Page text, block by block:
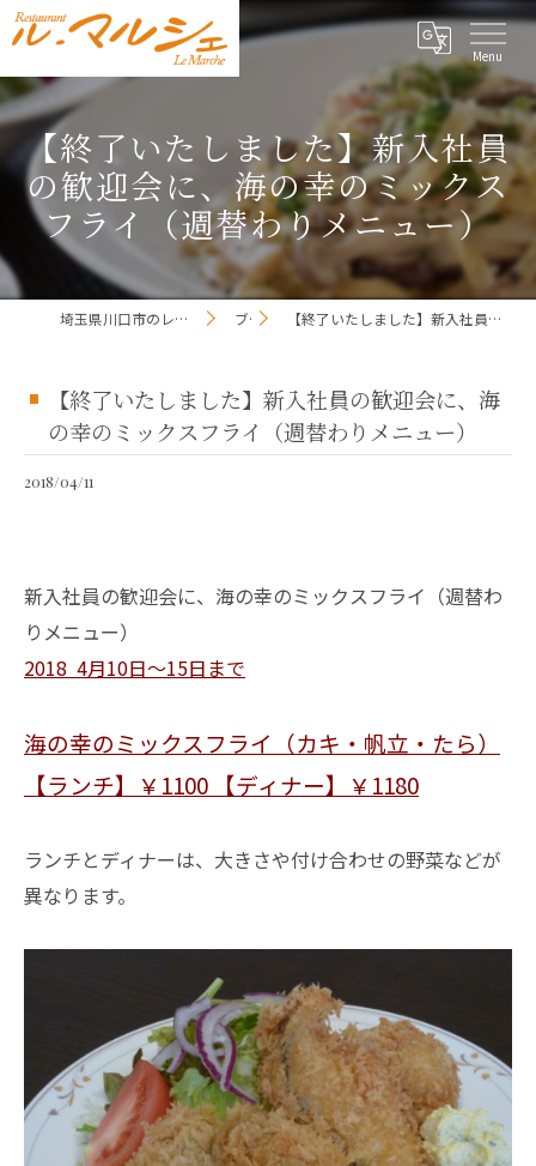
【終了いたしました】新入社員
の歓迎会に、海の幸のミックス
フライ（週替わりメニュー）
埼玉県川口市のレストランならレストラン ル・マルシェ ブログ 【終了いたしました】新入社員の歓迎会に、海の幸のミックスフライ（週替わりメニュー）
【終了いたしました】新入社員の歓迎会に、海
の幸のミックスフライ（週替わりメニュー）
2018/04/11
新入社員の歓迎会に、海の幸のミックスフライ（週替わ
りメニュー）
2018 4月10日～15日まで
海の幸のミックスフライ（カキ・帆立・たら）
【ランチ】￥1100 【ディナー】￥1180
ランチとディナーは、大きさや付け合わせの野菜などが
異なります。